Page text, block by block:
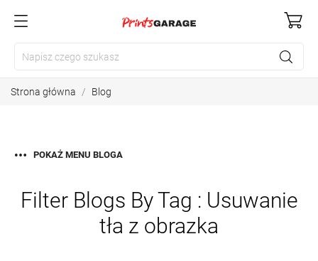
Strona główna Blog
POKAŻ MENU BLOGA
Filter Blogs By Tag : Usuwanie
tła z obrazka